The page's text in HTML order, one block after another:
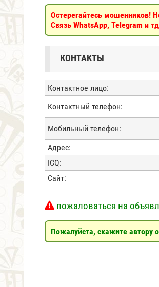
Остерегайтесь мошенников!
Связь WhatsApp, Telegram и
КОНТАКТЫ
Контактное лицо:
Контактный телефон:
Мобильный телефон:
Адрес:
ICQ:
Сайт:
пожаловаться на
Пожалуйста, скажите автору